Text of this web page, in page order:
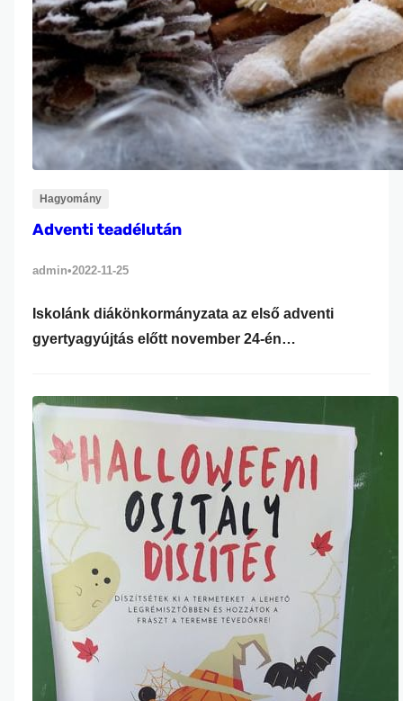
Hagyomány
Adventi teadélután
admin•2022-11-25
Iskolánk diákönkormányzata az első adventi
gyertyagyújtás előtt november 24-én
támogatásával minden osztálynak elkészíthették
a saját adventi koszorúját. A jó hangulatú
rendezvényen a kitartó munka eredményeként
szebbnél szebb asztaldíszek készültek. Az
alkotókedvet karácsonyi zenék fokozták. Egy
finom tea és karácsonyi sütemények
elfogyasztása közben folyt a lelkes…